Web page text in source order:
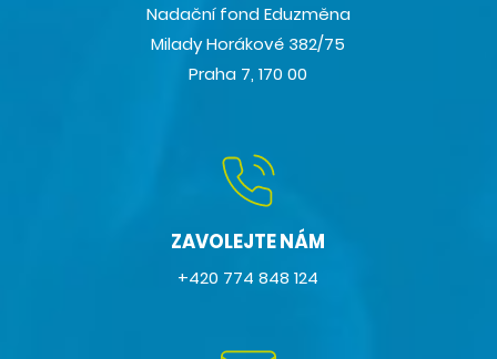
Nadační fond Eduzměna
Milady Horákové 382/75
Praha 7, 170 00
ZAVOLEJTE NÁM
+420 774 848 124